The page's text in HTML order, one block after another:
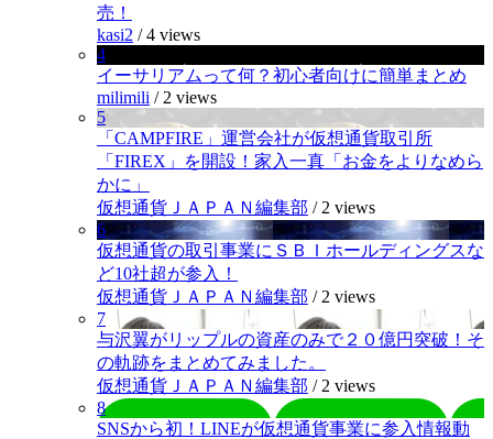
売！
kasi2 /4 views
4
イーサリアムって何？初心者向けに簡単まとめ
milimili / 2 views
5
「CAMPFIRE」運営会社が仮想通貨取引所
「FIREX」を開設！家入一真「お金をよりなめら
かに」
仮想通貨ＪＡＰＡＮ編集部 / 2 views
6
仮想通貨の取引事業にＳＢＩホールディングスな
ど10社超が参入！
仮想通貨ＪＡＰＡＮ編集部 / 2 views
7
与沢翼がリップルの資産のみで２０億円突破！そ
の軌跡をまとめてみました。
仮想通貨ＪＡＰＡＮ編集部 / 2 views
8
SNSから初！LINEが仮想通貨事業に参入情報動